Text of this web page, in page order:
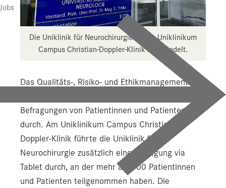
Jobs
Die Uniklinik für Neurochirurgie ist am Uniklinikum
Campus Christian-Doppler-Klinik angesiedelt.
Das Qualitäts-, Risiko- und Ethikmanagement der
Befragungen von Patientinnen und Patienten
durch. Am Uniklinikum Campus Christian-
Doppler-Klinik führte die Uniklinik für
Neurochirurgie zusätzlich eine Befragung via
Tablet durch, an der mehr als 100 Patientinnen
und Patienten teilgenommen haben. Die